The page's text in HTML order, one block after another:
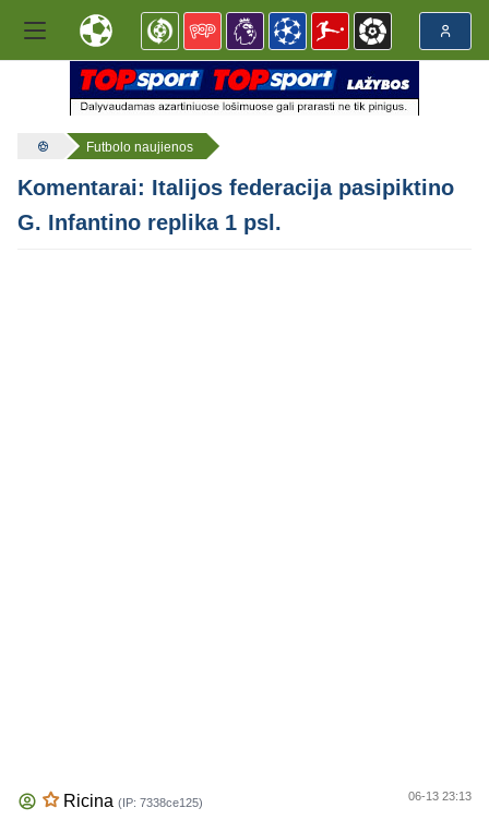
Futbolo naujienos
Komentarai: Italijos federacija pasipiktino
G. Infantino replika 1 psl.
Ricina (IP: 7338ce125) 06-13 23:13